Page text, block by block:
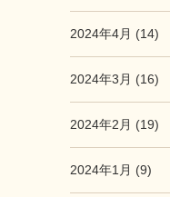
2024年4月 (14)
2024年3月 (16)
2024年2月 (19)
2024年1月 (9)